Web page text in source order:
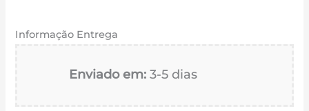
Informação Entrega
Enviado em: 3-5 dias